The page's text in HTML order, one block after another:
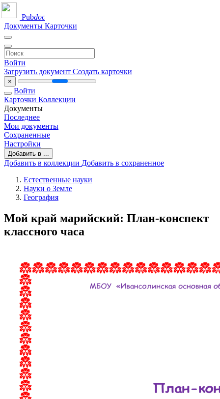
Pubdoc
Документы Карточки
Войти
Загрузить документ Создать карточки
×
Войти
Карточки Коллекции
Документы
Последнее
Мои документы
Сохраненные
Настройки
Добавить в ...
Добавить в коллекции Добавить в сохраненное
Естественные науки
Науки о Земле
География
Мой край марийский: План-конспект
классного часа